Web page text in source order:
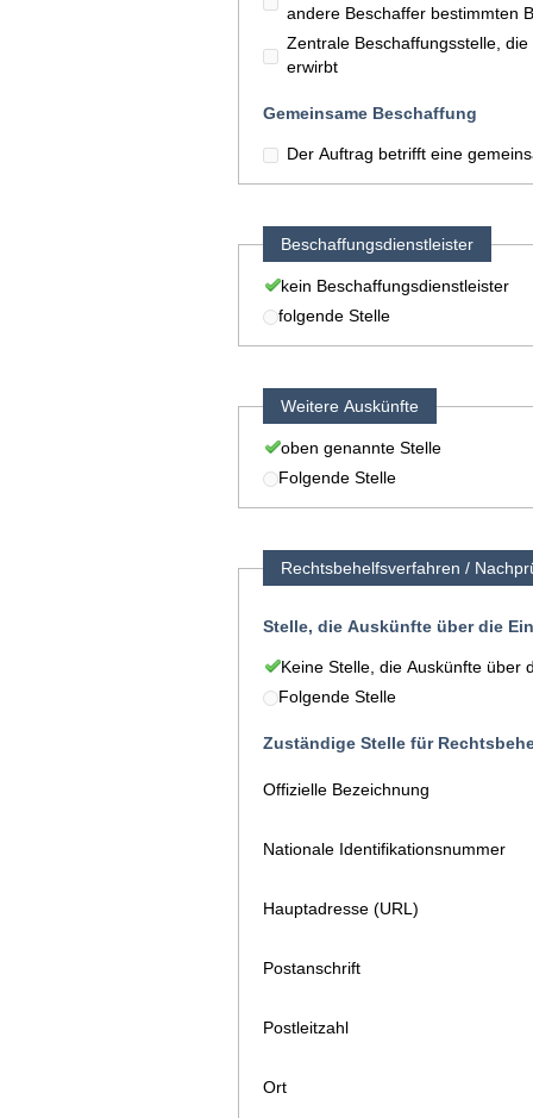
andere Beschaffer bestimmten
Zentrale Beschaffungsstelle,
erwirbt
Gemeinsame Beschaffung
Der Auftrag betrifft eine
Beschaffungsdienstleister
kein Beschaffungsdienstleister
folgende Stelle
Weitere Auskünfte
oben genannte Stelle
Folgende Stelle
Rechtsbehelfsverfahren /
Stelle, die Auskünfte über die
Keine Stelle, die Auskünfte über
Folgende Stelle
Zuständige Stelle für
Offizielle Bezeichnung
Nationale Identifikationsnummer
Hauptadresse (URL)
Postanschrift
Postleitzahl
Ort